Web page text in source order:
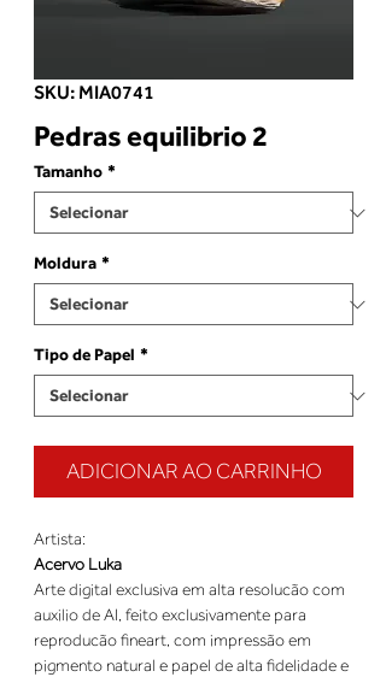
SKU: MIA0741
Pedras equilibrio 2
Tamanho *
Moldura *
Tipo de Papel *
ADICIONAR AO CARRINHO
Artista:
Acervo Luka
Arte digital exclusiva em alta resolucão com
auxilio de AI, feito exclusivamente para
reproducão fineart, com impressão em
pigmento natural e papel de alta fidelidade e